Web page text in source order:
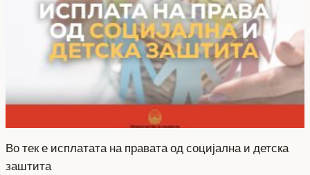
Во тек е исплатата на правата од социјална и детска
заштита